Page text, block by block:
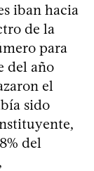
iban hacia
de la
para
del año
el
sido
del